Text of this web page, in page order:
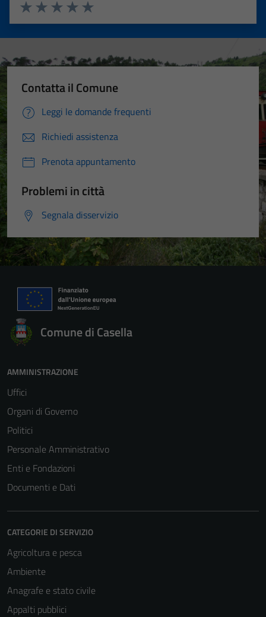
Valuta 5 stelle su 5
Valuta 4 stelle su 5
Valuta 3 stelle su 5
Valuta 2 stelle su 5
Valuta 1 stelle su 5
Contatta il Comune
Leggi le domande frequenti
Richiedi assistenza
Prenota appuntamento
Problemi in città
Segnala disservizio
Comune di Casella
AMMINISTRAZIONE
Uffici
Organi di Governo
Politici
Personale Amministrativo
Enti e Fondazioni
Documenti e Dati
CATEGORIE DI SERVIZIO
Agricoltura e pesca
Ambiente
Anagrafe e stato civile
Appalti pubblici